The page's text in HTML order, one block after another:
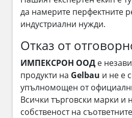
да намерите перфектните
индустриални нужди.
Отказ от
ИМПЕКСРОН ООД е
продукти на Gelbau и не е
упълномощен от
Всички търговски марки и
собственост на